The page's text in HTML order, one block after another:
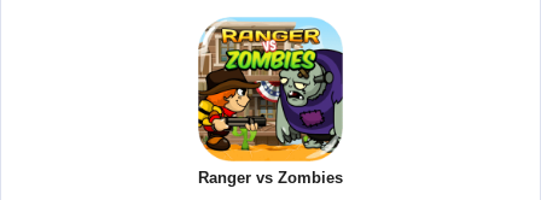
Ranger vs Zombies